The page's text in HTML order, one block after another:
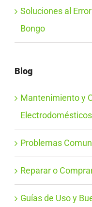
Soluciones al
Bongo
Blog
Mantenimiento y
Electrodomésticos
Problemas
Reparar o
Guías de Uso y